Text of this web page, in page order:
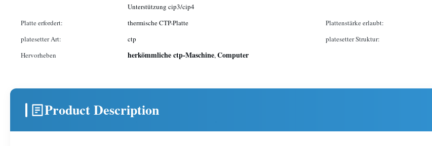
Unterstützung cip3/cip4
Platte erfordert: thermische CTP-Platte Plattenstärke erlaubt:
platesetter Art:
ctp platesetter Struktur:
Hervorheben
herkömmliche ctp-Maschine,Computer
Product Description